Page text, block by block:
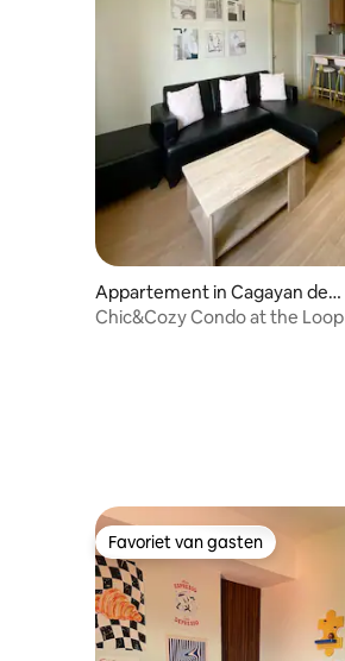
Appartement in Cagayan de
Oro
Chic&Cozy Condo at the Loop | 1BR at
Favoriet van gasten
Favoriet van gasten